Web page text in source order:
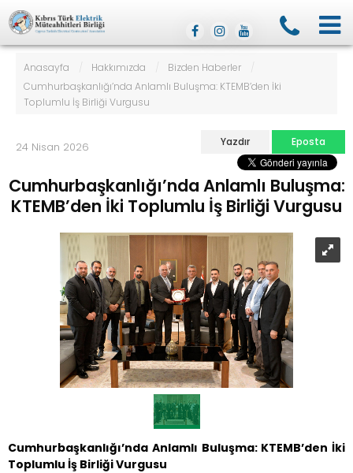
Anasayfa / Hakkımızda / Bizden Haberler
/
Cumhurbaşkanlığı’nda Anlamlı Buluşma: KTEMB’den İki
Toplumlu İş Birliği Vurgusu
24 Nisan 2026 Yazdır Eposta
Cumhurbaşkanlığı’nda Anlamlı Buluşma:
KTEMB’den İki Toplumlu İş Birliği Vurgusu
Cumhurbaşkanlığı’nda Anlamlı Buluşma: KTEMB’den İki
Toplumlu İş Birliği Vurgusu